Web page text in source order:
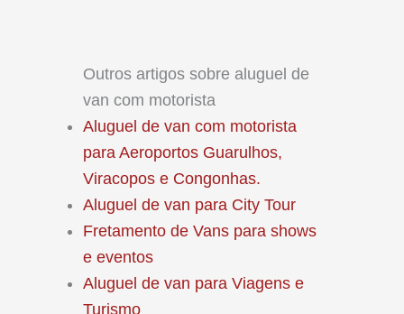
Outros artigos sobre aluguel de
van com motorista
Aluguel de van com motorista
para Aeroportos Guarulhos,
Viracopos e Congonhas.
Aluguel de van para City Tour
Fretamento de Vans para shows
e eventos
Aluguel de van para Viagens e
Turismo